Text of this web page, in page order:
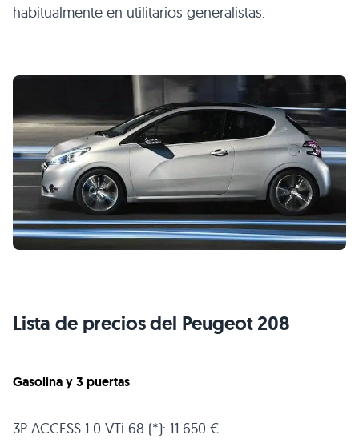
habitualmente en utilitarios generalistas.
Lista de precios del Peugeot 208
Gasolina y 3 puertas
3P ACCESS 1 .0 VTi 68 (*): 11.650 €